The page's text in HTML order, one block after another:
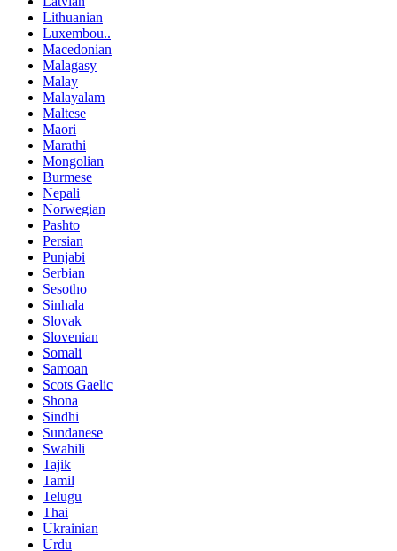
Lithuanian
Luxembou..
Macedonian
Malagasy
Malay
Malayalam
Maltese
Maori
Marathi
Mongolian
Burmese
Nepali
Norwegian
Pashto
Persian
Punjabi
Serbian
Sesotho
Sinhala
Slovak
Slovenian
Somali
Samoan
Scots Gaelic
Shona
Sindhi
Sundanese
Swahili
Tajik
Tamil
Telugu
Thai
Ukrainian
Urdu